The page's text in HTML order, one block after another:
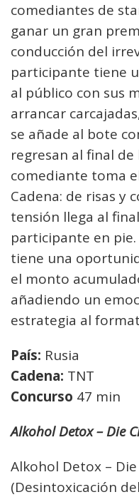
comediantes de
ganar un gran
conducción del
participante tiene
al público con sus
arrancar
se añade al bote
regresan al final
comediante toma
Cadena: de risas y
tensión llega al
participante en
tiene una
el monto
añadiendo un
estrategia al
País: Rusia
Cadena: TNT
Concurso 47 min
Alkohol Detox – Die
Alkohol Detox –
(Desintoxicación